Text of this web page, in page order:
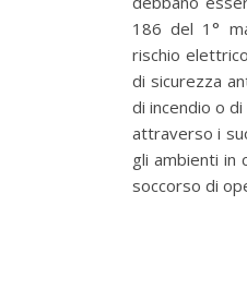
186 del 1°
rischio
di sicurezza
di incendio o
attraverso i
gli ambienti in
soccorso di